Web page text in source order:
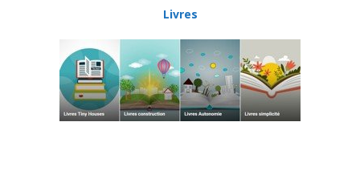
Livres